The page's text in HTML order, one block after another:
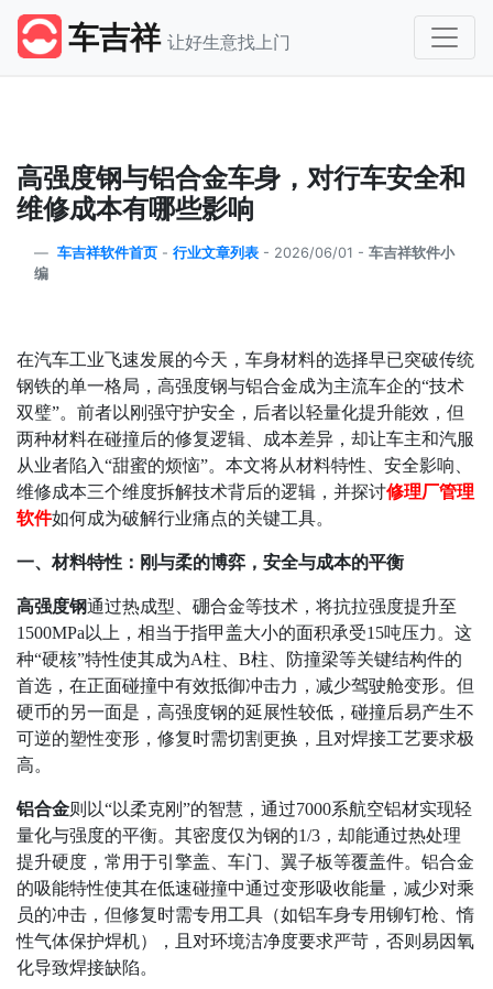
车吉祥 让好生意找上门
高强度钢与铝合金车身，对行车安全和
维修成本有哪些影响
车吉祥软件首页 - 行业文章列表 - 2026/06/01 - 车吉祥软件小
编
在汽车工业飞速发展的今天，车身材料的选择早已突破传统
钢铁的单一格局，高强度钢与铝合金成为主流车企的“技术
双璧”。前者以刚强守护安全，后者以轻量化提升能效，但
两种材料在碰撞后的修复逻辑、成本差异，却让车主和汽服
从业者陷入“甜蜜的烦恼”。本文将从材料特性、安全影响、
维修成本三个维度拆解技术背后的逻辑，并探讨修理厂管理
软件如何成为破解行业痛点的关键工具。
一、材料特性：刚与柔的博弈，安全与成本的平衡
高强度钢通过热成型、硼合金等技术，将抗拉强度提升至
1500MPa 以上，相当于指甲盖大小的面积承受15吨压力。这
种“硬核”特性使其成为A柱、 B柱、防撞梁等关键结构件的
首选，在正面碰撞中有效抵御冲击力，减少驾驶舱变形。但
硬币的另一面是，高强度钢的延展性较低，碰撞后易产生不
可逆的塑性变形，修复时需切割更换，且对焊接工艺要求极
高。
铝合金则以“以柔克刚 ”的智慧，通过7000系航空铝材实现轻
量化与强度的平衡。其密度仅为钢的1/3 ，却能通过热处理
提升硬度，常用于引擎盖、车门、翼子板等覆盖件。铝合金
的吸能特性使其在低速碰撞中通过变形吸收能量，减少对乘
员的冲击，但修复时需专用工具（如铝车身专用铆钉枪、惰
性气体保护焊机），且对环境洁净度要求严苛，否则易因氧
化导致焊接缺陷。